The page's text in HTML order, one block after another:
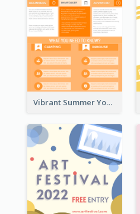
Vibrant Summer Youth Flyer Design Templates